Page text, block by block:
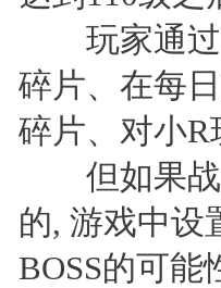
玩家通过
碎片、在每
碎片、对小R
但如果战
的, 游戏中设
BOSS的可